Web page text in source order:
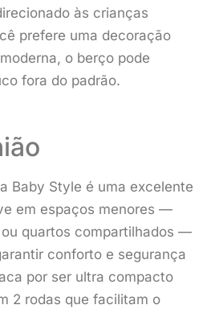
às crianças
prefere uma decoração
o berço pode
fora do padrão.
Baby Style é uma excelente
em espaços menores —
quartos compartilhados —
conforto e segurança
por ser ultra compacto
2 rodas que facilitam o